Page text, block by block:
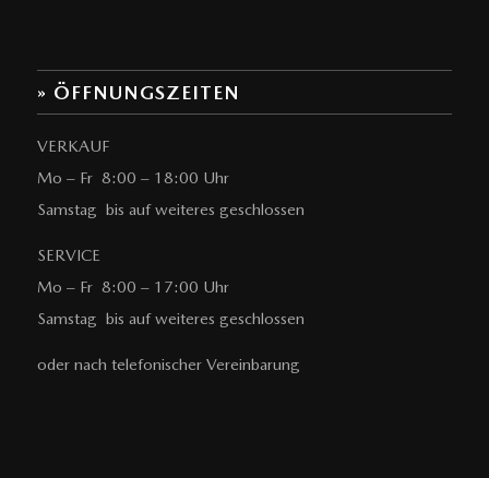
» ÖFFNUNGSZEITEN
VERKAUF
Mo – Fr 8:00 – 18:00 Uhr
Samstag bis auf weiteres geschlossen
SERVICE
Mo – Fr 8:00 – 17:00 Uhr
Samstag bis auf weiteres geschlossen
oder nach telefonischer Vereinbarung